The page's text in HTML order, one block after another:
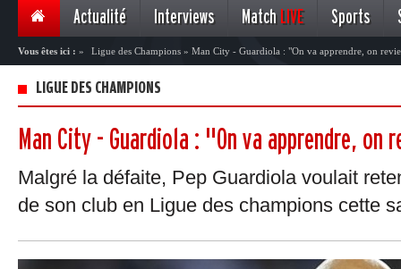
Actualité Interviews Match LIVE Sports
Vous êtes ici : » Ligue des Champions » Man City - Guardiola : "On va apprendre, on
LIGUE DES CHAMPIONS
Man City - Guardiola : "On va apprendre, on
Malgré la défaite, Pep Guardiola voulait
de son club en Ligue des champions cette